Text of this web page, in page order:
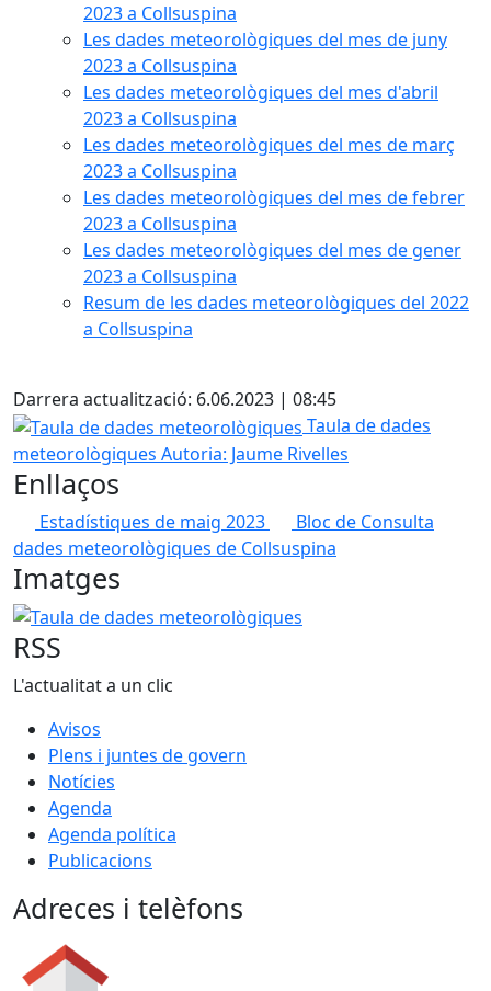
2023 a Collsuspina
Les dades meteorològiques del mes de juny
2023 a Collsuspina
Les dades meteorològiques del mes d'abril
2023 a Collsuspina
Les dades meteorològiques del mes de març
2023 a Collsuspina
Les dades meteorològiques del mes de febrer
2023 a Collsuspina
Les dades meteorològiques del mes de gener
2023 a Collsuspina
Resum de les dades meteorològiques del 2022
a Collsuspina
Darrera actualització: 6.06.2023 | 08:45
Taula de dades meteorològiques
Taula de dades
meteorològiques Autoria: Jaume Rivelles
Enllaços
Estadístiques de maig 2023
Bloc de Consulta
dades meteorològiques de Collsuspina
Imatges
Taula de dades meteorològiques
RSS
L'actualitat a un clic
Avisos
Plens i juntes de govern
Notícies
Agenda
Agenda política
Publicacions
Adreces i telèfons